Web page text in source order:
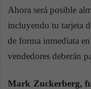
Ahora será posible
incluyendo tu tarjeta
de forma inmediata
vendedores deberán
Mark Zuckerberg,